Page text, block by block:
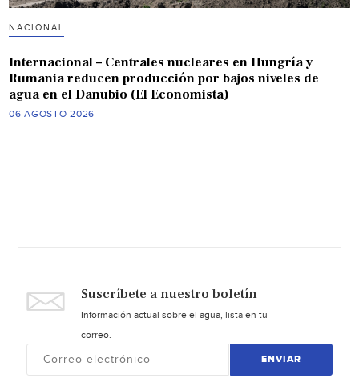
NACIONAL
Internacional – Centrales nucleares en Hungría y
Rumania reducen producción por bajos niveles de
agua en el Danubio (El Economista)
06 AGOSTO 2026
Suscríbete a nuestro boletín
Información actual sobre el agua, lista en tu
correo.
ENVIAR